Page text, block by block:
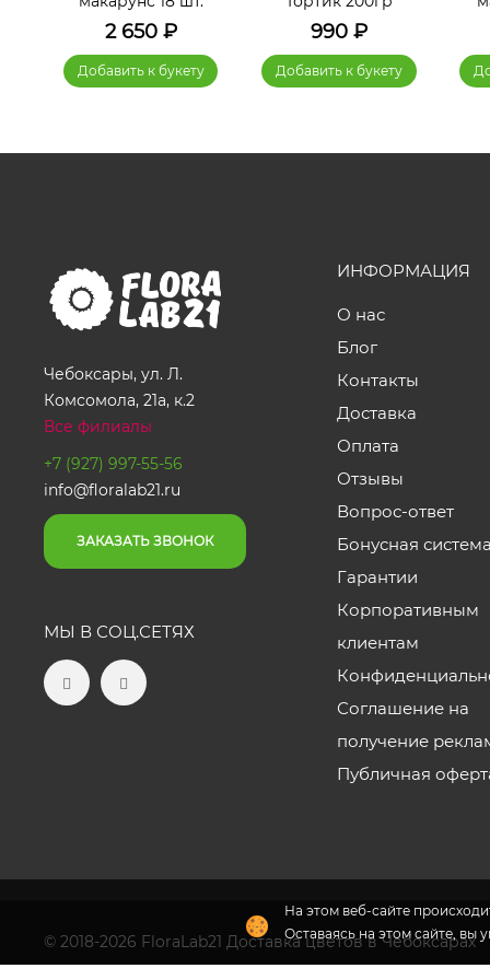
2 650₽
Добавить к букету
990₽
Добавить к букету
На этом веб-сайте
Оставаясь на этом сайте, вы
Чебоксары, ул. Л.
Комсомола, 21а, к.2
Все филиалы
+7 (927) 997-55-56
info@floralab21.ru
ЗАКАЗАТЬ ЗВОНОК
МЫ В СОЦ.СЕТЯХ
ИНФОРМАЦИЯ
О нас
Блог
Контакты
Доставка
Оплата
Отзывы
Вопрос-ответ
Бонусная система
Гарантии
Корпоративным
клиентам
Соглашение на
получение
Публичная
© 2018-2026 FloraLab21 Доставка цветов в Чебоксарах